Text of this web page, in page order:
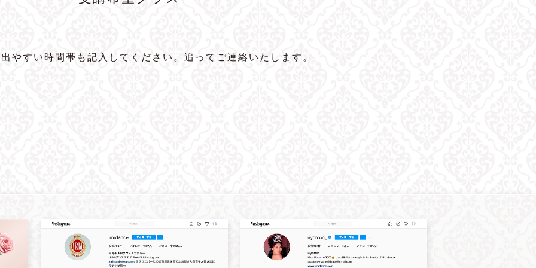
やすい時間帯も記入してください。追ってご連絡いたします。